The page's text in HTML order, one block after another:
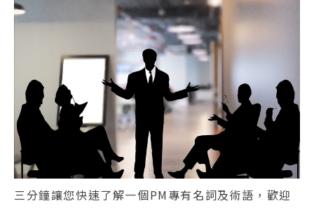
三分鐘讓您快速了解一個PM專有名詞及術語，歡迎